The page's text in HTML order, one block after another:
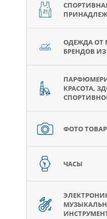
ОДЕЖДА ОТ
БРЕНДОВ
КРАСОТА,
ФОТО
ЧАСЫ